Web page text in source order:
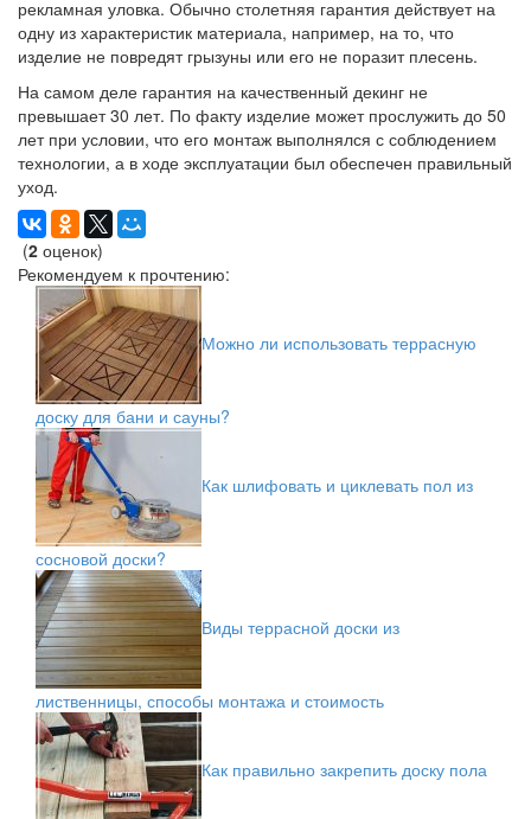
рекламная уловка. Обычно столетняя гарантия действует на
одну из характеристик материала, например, на то, что
изделие не повредят грызуны или его не поразит плесень.
На самом деле гарантия на качественный декинг не
превышает 30 лет. По факту изделие может прослужить до 50
лет при условии, что его монтаж выполнялся с соблюдением
технологии, а в ходе эксплуатации был обеспечен правильный
уход.
(2 оценок)
Рекомендуем к прочтению:
Можно ли использовать террасную
доску для бани и сауны?
Как шлифовать и циклевать пол из
сосновой доски?
Виды террасной доски из
лиственницы, способы монтажа и стоимость
Как правильно закрепить доску пола